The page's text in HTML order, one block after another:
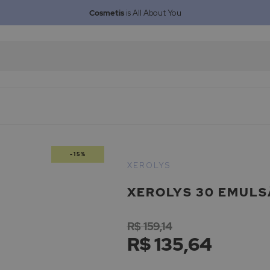
Cosmetisis All About You
-15%
XEROLYS 30
XEROLYS
R$ 135,64
R$ 159,14